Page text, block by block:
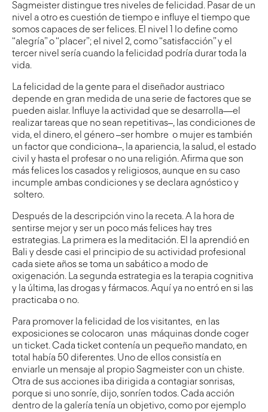
Sagmeister distingue tres niveles de felicidad. Pasar de un
nivel a otro es cuestión de tiempo e influye el tiempo que
somos capaces de ser felices. El nivel 1 lo define como
“alegría” o “placer”; el nivel 2, como “satisfacción” y el
tercer nivel sería cuando la felicidad podría durar toda la
vida.
La felicidad de la gente para el diseñador austriaco
depende en gran medida de una serie de factores que se
pueden aislar. Influye la actividad que se desarrolla—el
realizar tareas que no sean repetitivas–, las condiciones de
vida, el dinero, el género –ser hombre o mujer es también
un factor que condiciona–, la apariencia, la salud, el estado
civil y hasta el profesar o no una religión. Afirma que son
más felices los casados y religiosos, aunque en su caso
incumple ambas condiciones y se declara agnóstico y
soltero.
Después de la descripción vino la receta. A la hora de
sentirse mejor y ser un poco más felices hay tres
estrategias. La primera es la meditación. El la aprendió en
Bali y desde casi el principio de su actividad profesional
cada siete años se toma un sabático a modo de
oxigenación. La segunda estrategia es la terapia cognitiva
y la última, las drogas y fármacos. Aquí ya no entró en si las
practicaba o no.
Para promover la felicidad de los visitantes, en las
exposiciones se colocaron unas máquinas donde coger
un ticket. Cada ticket contenía un pequeño mandato, en
total había 50 diferentes. Uno de ellos consistía en
enviarle un mensaje al propio Sagmeister con un chiste.
Otra de sus acciones iba dirigida a contagiar sonrisas,
porque si uno sonríe, dijo, sonríen todos. Cada acción
dentro de la galería tenía un objetivo, como por ejemplo